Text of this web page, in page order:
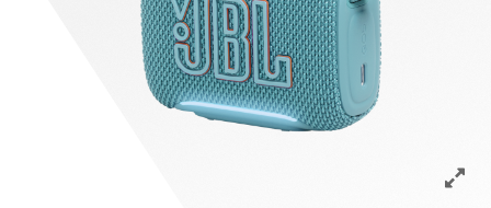
請選擇商品分類
活動